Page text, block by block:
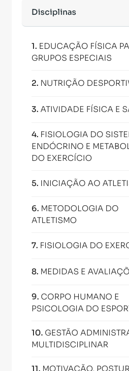
Disciplinas
1. EDUCAÇÃO FÍSICA
GRUPOS ESPECIAIS
2. NUTRIÇÃO
3.ATIVIDADE FÍSICA E
4. FISIOLOGIA DO
ENDÓCRINO E
DO EXERCÍCIO
5. INICIAÇÃO AO
6. METODOLOGIA DO
ATLETISMO
7. FISIOLOGIA DO
8. MEDIDAS E
9. CORPO HUMANO E
PSICOLOGIA DO
10. GESTÃO
MULTIDISCIPLINAR
11. MOTIVAÇÃO,